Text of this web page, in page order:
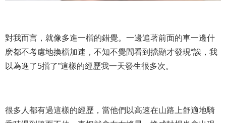
對我而言，就像多進一檔的錯覺。一邊追著前面的車一邊什
麽都不考慮地換檔加速，不知不覺間看到擋顯才發現“誒，我
以為進了5擋了”這樣的經歷我一天發生很多次。
很多人都有過這樣的經歷，當他們以高速在山路上舒適地騎